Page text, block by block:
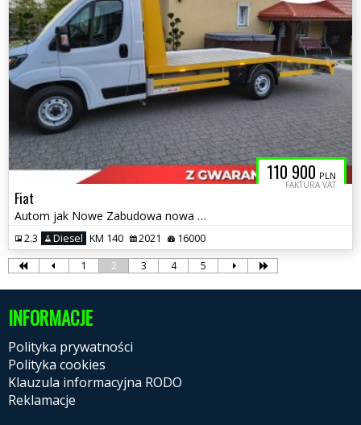
110 900 PLN
FAKTURA VAT
Fiat
Autom jak Nowe Zabudowa nowa Polmar
2.3 Diesel KM 140 2021 16000
1 2 3 4 5
INFORMACJE
Polityka prywatności
Polityka cookies
Klauzula informacyjna RODO
Reklamacje